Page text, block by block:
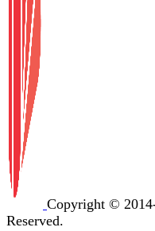
Copyright ©
Reserved.